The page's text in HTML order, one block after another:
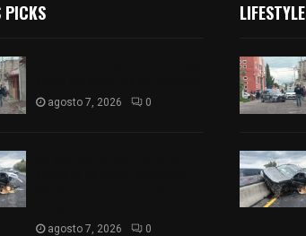
PICKS
agosto 7, 2026 0
agosto 7, 2026 0
LIFESTYLE